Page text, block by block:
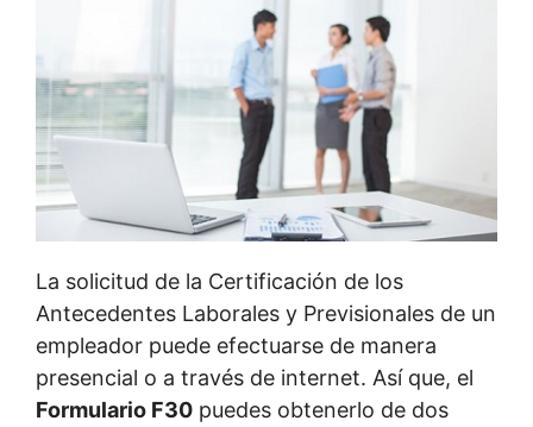
La solicitud de la Certificación de los
Antecedentes Laborales y Previsionales de un
empleador puede efectuarse de manera
presencial o a través de internet. Así que, el
Formulario F30 puedes obtenerlo de dos